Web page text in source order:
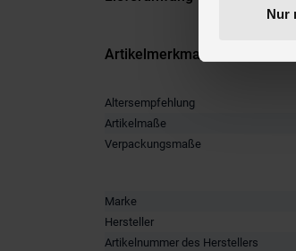
Nur
Artikelmerkmale
Altersempfehlung
Artikelmaße
Verpackungsmaße
Marke
Hersteller
Artikelnummer des Herstellers